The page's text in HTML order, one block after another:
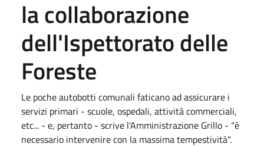
la collaborazione
dell'Ispettorato delle
Foreste
Le poche autobotti comunali faticano ad assicurare i
servizi primari - scuole, ospedali, attività commerciali,
etc... - e, pertanto - scrive l'Amministrazione Grillo - “è
necessario intervenire con la massima tempestività".